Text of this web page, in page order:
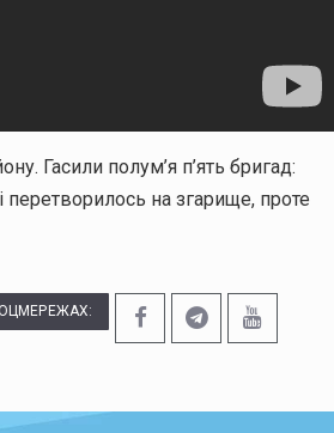
Гасили полум’я п’ять бригад:
на згарище, проте